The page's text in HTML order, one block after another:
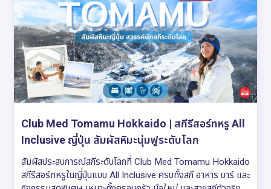
Club Med Tomamu Hokkaido | สกีรีสอร์ทหรู All
Inclusive ญี่ปุ่น สัมผัสหิมะนุ่มฟูระดับโลก
สัมผัสประสบการณ์สกีระดับโลกที่ Club Med Tomamu Hokkaido
สกีรีสอร์ทหรูในญี่ปุ่นแบบ All Inclusive ครบทั้งสกี อาหาร บาร์ และ